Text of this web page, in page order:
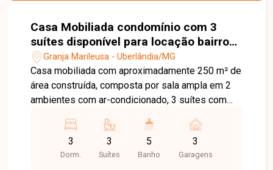
Casa Mobiliada condomínio com 3
suítes disponível para locação bairro
Granja Marileusa em Uberlândia-MG
Granja Marileusa - Uberlândia/MG
Casa mobiliada com aproximadamente 250 m² de
área construída, composta por sala ampla em 2
ambientes com ar-condicionado, 3 suítes com
social, escritório planejado, cozinha planejada
com ilha estilo americana, despensa, área de
serviço com lavanderia e armários e 3 vagas de
3
Dorm.
3
Suítes
5
Banho
3
Garagens